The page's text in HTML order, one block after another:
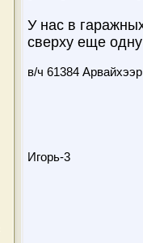
У нас в
сверху еще
в/ч 61384
Игорь-3